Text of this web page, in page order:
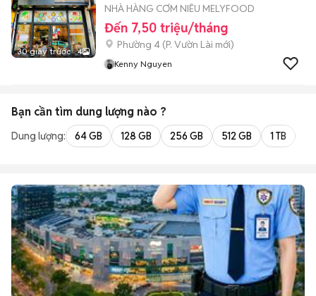
30 giây trước 4
NHÀ HÀNG CƠM NIÊU MELYFOOD
Đến 7,50 triệu/tháng
Phường 4 (P. Vườn Lài mới)
Kenny Nguyen
Bạn cần tìm dung lượng nào ?
Dung lượng: 64 GB 128 GB 256 GB 512 GB 1 TB